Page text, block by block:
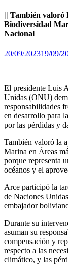
|| También valoró
Biodiversidad
Nacional
20/09/202319/09/
El presidente Luis
Unidas (ONU)
responsabilidades
en desarrollo para
por las pérdidas y
También valoró la
Marina en Áreas
porque representa
océanos y el
Arce participó la
de Naciones
embajador
Durante su
asuman su
compensación y
respecto a las
climático, y las